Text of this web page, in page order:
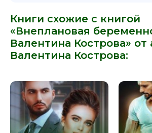
Книги схожие с книгой
«Внеплановая
Валентина Кострова» от
Валентина Кострова: